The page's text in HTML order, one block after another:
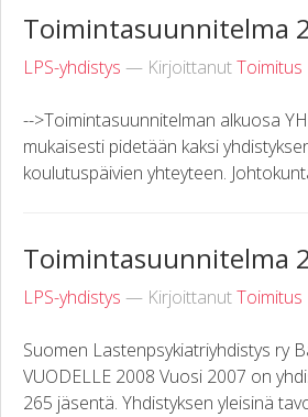
Toimintasuunnitelma
LPS-yhdistys — KirjoittanutToimitus
-->Toimintasuunnitelman alkuosa
mukaisesti pidetään kaksi
koulutuspäivien yhteyteen.
Toimintasuunnitelma
LPS-yhdistys — KirjoittanutToimitus
Suomen Lastenpsykiatriyhdistys ry
VUODELLE 2008 Vuosi 2007 on
265 jäsentä. Yhdistyksen yleisinä